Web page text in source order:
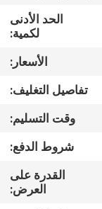
جولة
المعمل
مراقبة
الجودة
اتصل
الحد الأدنى
لكمية:
الأسعار:
تفاصيل التغليف:
وقت التسليم:
شروط الدفع:
القدرة على
العرض: